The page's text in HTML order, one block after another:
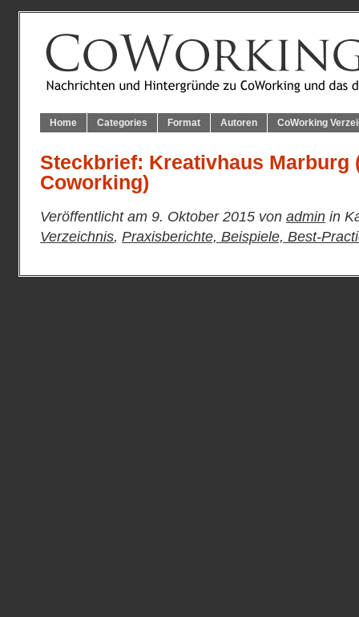
Home Categories Format Autoren CoWorking
Steckbrief: Kreativhaus Marburg
Coworking)
Veröffentlicht am 9. Oktober 2015 von admin in
Verzeichnis, Praxisberichte, Beispiele, Best-